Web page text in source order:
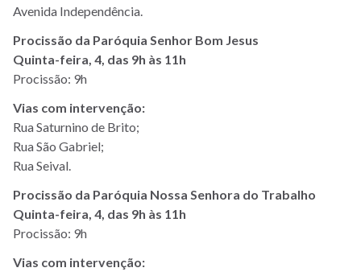
Avenida Independência.
Procissão da Paróquia Senhor Bom Jesus
Quinta-feira, 4, das 9h às 11h
Procissão: 9h
Vias com intervenção:
Rua Saturnino de Brito;
Rua São Gabriel;
Rua Seival.
Procissão da Paróquia Nossa Senhora do Trabalho
Quinta-feira, 4, das 9h às 11h
Procissão: 9h
Vias com intervenção: